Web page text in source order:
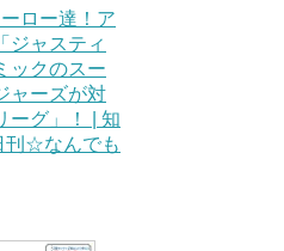
ロー達！ア
ジャスティ
ックのスー
ャーズが対
ーグ」！ | 知
刊☆なんでも